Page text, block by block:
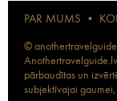
PAR MUMS •
©
pārbaudītas un
subjektīvajai